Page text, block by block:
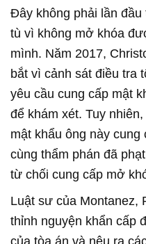
Đây không phải lần
tù vì không mở khóa
mình. Năm 2017,
bắt vì cảnh sát điều tra
yêu cầu cung cấp mật
để khám xét. Tuy
mật khẩu ông này
cùng thẩm phán đã
từ chối cung cấp mở
Luật sư của Montanez,
thỉnh nguyện khẩn cấp